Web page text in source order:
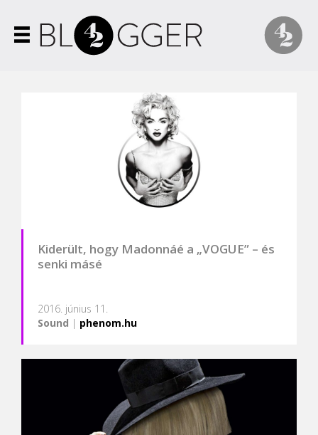
Kiderült, hogy Madonnáé a „VOGUE” – és
senki másé
2016. június 11.
Sound | phenom.hu